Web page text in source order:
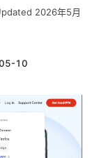
2026年5月
10